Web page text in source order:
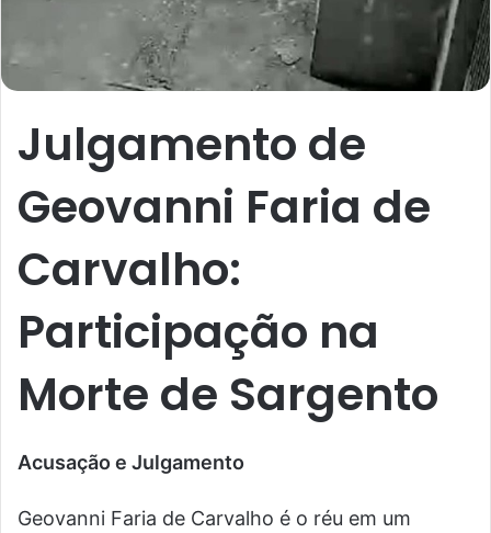
Julgamento de
Geovanni Faria de
Carvalho:
Participação na
Morte de Sargento
Acusação e Julgamento
Geovanni Faria de Carvalho é o réu em um